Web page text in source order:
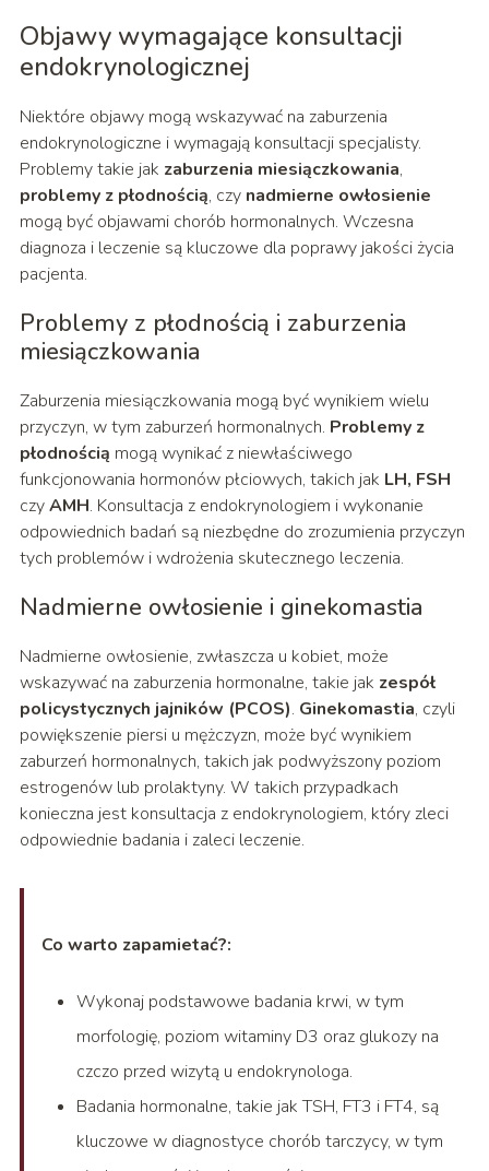
Objawy wymagające konsultacji
endokrynologicznej
Niektóre objawy mogą wskazywać na zaburzenia
endokrynologiczne i wymagają konsultacji specjalisty.
Problemy takie jak zaburzenia miesiączkowania,
problemy z płodnością, czy nadmierne owłosienie
mogą być objawami chorób hormonalnych. Wczesna
diagnoza i leczenie są kluczowe dla poprawy jakości życia
pacjenta.
Problemy z płodnością i zaburzenia
miesiączkowania
Zaburzenia miesiączkowania mogą być wynikiem wielu
przyczyn, w tym zaburzeń hormonalnych. Problemy z
płodnością mogą wynikać z niewłaściwego
funkcjonowania hormonów płciowych, takich jak LH, FSH
czyAMH. Konsultacja z endokrynologiem i wykonanie
odpowiednich badań są niezbędne do zrozumienia przyczyn
tych problemów i wdrożenia skutecznego leczenia.
Nadmierne owłosienie i ginekomastia
Nadmierne owłosienie, zwłaszcza u kobiet, może
wskazywać na zaburzenia hormonalne, takie jak zespół
policystycznych jajników (PCOS). Ginekomastia, czyli
powiększenie piersi u mężczyzn, może być wynikiem
zaburzeń hormonalnych, takich jak podwyższony poziom
estrogenów lub prolaktyny. W takich przypadkach
konieczna jest konsultacja z endokrynologiem, który zleci
odpowiednie badania i zaleci leczenie.
Co warto zapamietać?:
Wykonaj podstawowe badania krwi, w tym
morfologię, poziom witaminy D3 oraz glukozy na
czczo przed wizytą u endokrynologa.
Badania hormonalne, takie jak TSH, FT3 i FT4, są
kluczowe w diagnostyce chorób tarczycy, w tym